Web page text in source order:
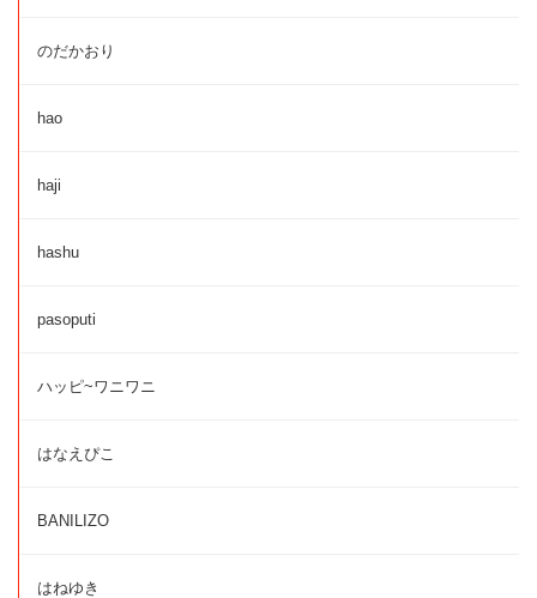
のだかおり
hao
haji
hashu
pasoputi
ハッピ~ワニワニ
はなえぴこ
BANILIZO
はねゆき